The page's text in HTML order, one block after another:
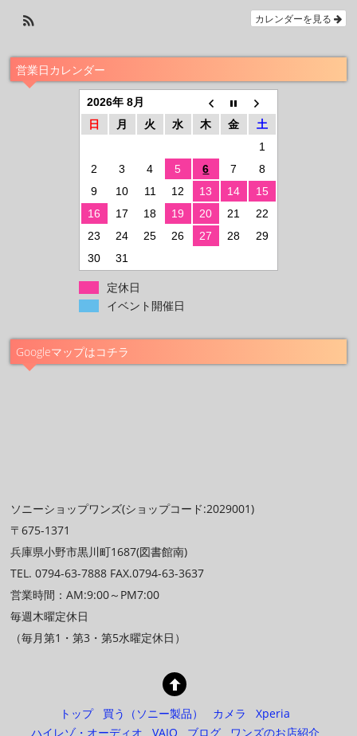
カレンダーを見る
営業日カレンダー
2026年 8月
日
月 火 水 木 金
土
1
2
3 4 5 6 7
8
9
10 11 12 13 14
15
16
17 18 19 20 21
22
23
24 25 26 27 28
29
30
31
定休日
イベント開催日
Googleマップはコチラ
ソニーショップワンズ(ショップコード:2029001)
〒675-1371
兵庫県小野市黒川町1687(図書館南)
TEL. 0794-63-7888 FAX.0794-63-3637
営業時間：AM:9:00～PM7:00
毎週木曜定休日
（毎月第1・第3・第5水曜定休日）
トップ 買う（ソニー製品） カメラ
Xperia
ハイレゾ・オーディオ
VAIO ブログ ワンズのお店紹介